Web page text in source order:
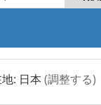
: 日本 (調整する)